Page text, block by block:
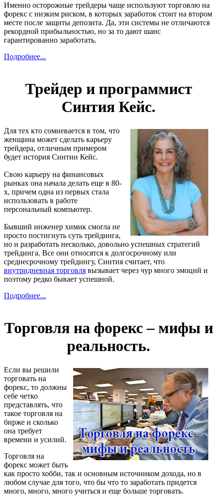
Именно осторожные трейдеры чаще используют торговлю на
форекс с низким риском, в которых заработок стоит на втором
месте после защиты депозита. Да, эти системы не отличаются
рекордной прибыльностью, но за то дают шанс
гарантированно заработать.
Подробнее...
Трейдер и программист
Синтия Кейс.
Для тех кто сомневается в том, что
женщина может сделать карьеру
трейдера, отличным примером
будет история Синтии Кейс.
Свою карьеру на финансовых
рынках она начала делать еще в 80-
х, причем одна из первых стала
использовать в работе
персональный компьютер.
Бывший инженер химик смогла не
просто постигнуть суть трейдинга,
но и разработать несколько, довольно успешных стратегий
трейдинга. Все они относятся к долгосрочному или
среднесрочному трейдингу, Синтия считает, что
внутридневная торговля вызывает через чур много эмоций и
поэтому редко бывает успешной.
Подробнее...
Торговля на форекс – мифы и
реальность.
Если вы решили
торговать на
форекс, то должны
себе четко
представлять, что
такое торговля на
бирже и сколько
она требует
времени и усилий.
Торговля на
форекс может быть
как просто хобби, так и основным источником дохода, но в
любом случае для того, что бы что то заработать придется
много, много, много учиться и еще больше торговать.